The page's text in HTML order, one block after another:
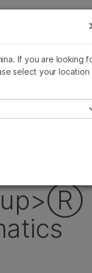
のゲ
を加
If you are looking
select your location
オンコロジー
究